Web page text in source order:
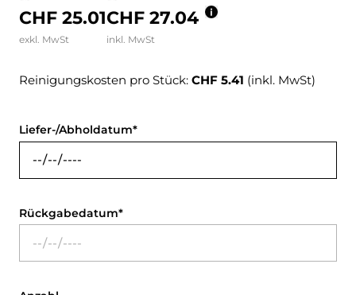
CHF 25.01
exkl. MwSt
CHF 27.04
inkl. MwSt
Reinigungskosten pro Stück: CHF 5.41 (inkl. MwSt)
Liefer-/Abholdatum
Rückgabedatum